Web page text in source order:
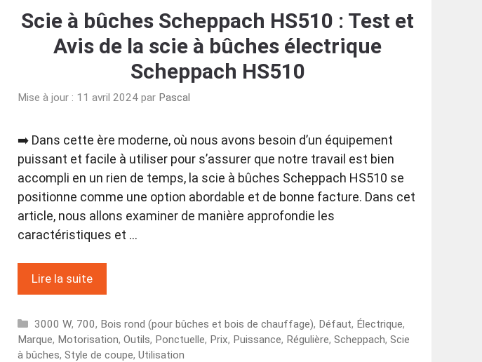
Scie à bûches Scheppach HS510 : Test et
Avis de la scie à bûches électrique
Scheppach HS510
Mise à jour : 11 avril 2024 par Pascal
➡️ Dans cette ère moderne, où nous avons besoin d’un équipement
puissant et facile à utiliser pour s’assurer que notre travail est bien
accompli en un rien de temps, la scie à bûches Scheppach HS510 se
positionne comme une option abordable et de bonne facture. Dans cet
article, nous allons examiner de manière approfondie les
caractéristiques et …
Lire la suite
Catégories
3000 W, 700, Bois rond (pour bûches et bois de chauffage), Défaut, Électrique,
Marque, Motorisation, Outils, Ponctuelle, Prix, Puissance, Régulière, Scheppach, Scie
à bûches, Style de coupe, Utilisation